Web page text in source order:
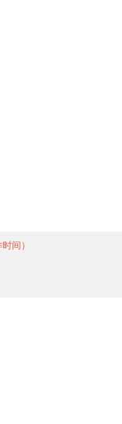
间）